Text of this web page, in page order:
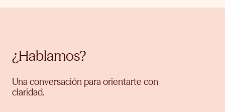
¿Hablamos?
Una conversación para orientarte con
claridad.